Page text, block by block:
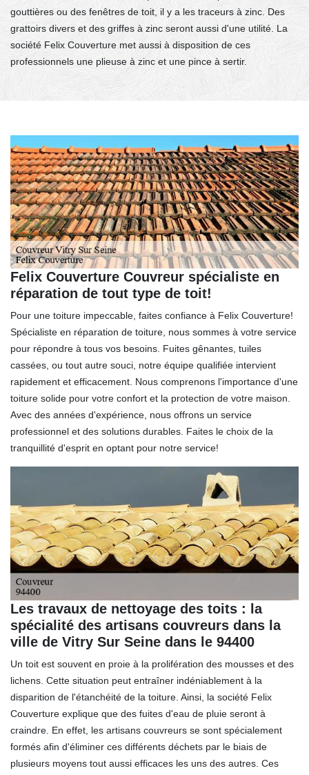
gouttières ou des fenêtres de toit, il y a les traceurs à zinc. Des
grattoirs divers et des griffes à zinc seront aussi d'une utilité. La
société Felix Couverture met aussi à disposition de ces
professionnels une plieuse à zinc et une pince à sertir.
Felix Couverture Couvreur spécialiste en
réparation de tout type de toit!
Pour une toiture impeccable, faites confiance à Felix Couverture!
Spécialiste en réparation de toiture, nous sommes à votre service
pour répondre à tous vos besoins. Fuites gênantes, tuiles
cassées, ou tout autre souci, notre équipe qualifiée intervient
rapidement et efficacement. Nous comprenons l'importance d'une
toiture solide pour votre confort et la protection de votre maison.
Avec des années d'expérience, nous offrons un service
professionnel et des solutions durables. Faites le choix de la
tranquillité d'esprit en optant pour notre service!
Les travaux de nettoyage des toits : la
spécialité des artisans couvreurs dans la
ville de Vitry Sur Seine dans le 94400
Un toit est souvent en proie à la prolifération des mousses et des
lichens. Cette situation peut entraîner indéniablement à la
disparition de l'étanchéité de la toiture. Ainsi, la société Felix
Couverture explique que des fuites d'eau de pluie seront à
craindre. En effet, les artisans couvreurs se sont spécialement
formés afin d'éliminer ces différents déchets par le biais de
plusieurs moyens tout aussi efficaces les uns des autres. Ces